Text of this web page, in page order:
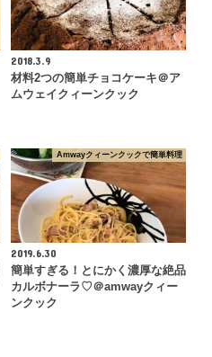
2018.3.9
材料2つの簡単チョコケーキ＠ア
ムウェイクィーンクック
Amwayクィーンクックで簡単料理
2019.6.30
簡単すぎる！とにかく濃厚な絶品
カルボナーラ♡＠amwayクィー
ンクック